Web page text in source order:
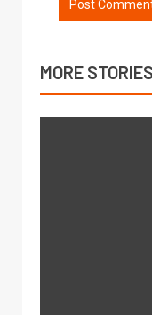
MORE STORIES